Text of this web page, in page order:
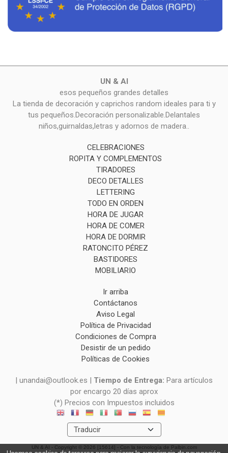
UN & AI
esos pequeños grandes detalles
La tienda de decoración y caprichos random ideales para ti y
tus pequeños.Decoración personalizable.Delantales
niños,guirnaldas,letras y adornos de madera..
CELEBRACIONES
ROPITA Y COMPLEMENTOS
TIRADORES
DECO DETALLES
LETTERING
TODO EN ORDEN
HORA DE JUGAR
HORA DE COMER
HORA DE DORMIR
RATONCITO PÉREZ
BASTIDORES
MOBILIARIO
Ir arriba
Contáctanos
Aviso Legal
Política de Privacidad
Condiciones de Compra
Desistir de un pedido
Políticas de Cookies
| unandai@outlook.es | Tiempo de Entrega: Para artículos
por encargo 20 días aprox
(*) Precios con Impuestos incluidos
UN & AI - Copyright © 2026 [15614] - Con la tecnología de Palbin.com